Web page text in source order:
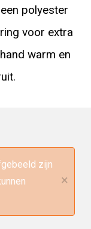
polyester
voor extra
warm en
zijn
×